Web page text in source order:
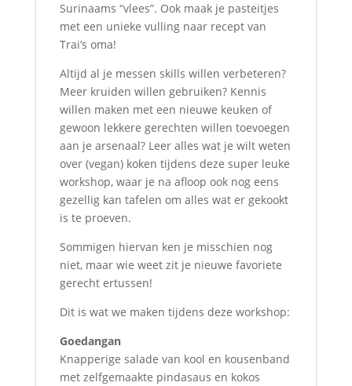
Surinaams “vlees”. Ook maak je pasteitjes
met een unieke vulling naar recept van
Trai’s oma!
Altijd al je messen skills willen verbeteren?
Meer kruiden willen gebruiken? Kennis
willen maken met een nieuwe keuken of
gewoon lekkere gerechten willen toevoegen
aan je arsenaal? Leer alles wat je wilt weten
over (vegan) koken tijdens deze super leuke
workshop, waar je na afloop ook nog eens
gezellig kan tafelen om alles wat er gekookt
is te proeven.
Sommigen hiervan ken je misschien nog
niet, maar wie weet zit je nieuwe favoriete
gerecht ertussen!
Dit is wat we maken tijdens deze workshop:
Goedangan
Knapperige salade van kool en kousenband
met zelfgemaakte pindasaus en kokos